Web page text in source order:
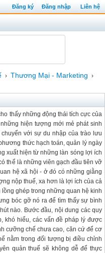
Đăng ký Đăng nhập Liên hệ
› Thương Mại - Marketing ›
thấy những động thái tích cực của
hiện tượng mới mẻ phát sinh
với sự du nhập của trào lưu
thức hạch toán, quản lý ngày
xuất hiện từ những làn sóng lợi ích
thể là những viên gạch đầu tiên vỡ
hệ xã hội - ở đó có những giằng
nộp thuế, xa hơn là lợi ích của cả
ghép trong những quan hệ kinh
bóc gỡ nó ra để tìm thấy sự bình
nào. Bước đầu, nội dung các quy
khó hiểu, các vấn đề pháp lý được
cưỡng chế chưa cao, căn cứ để cơ
nằm trong đối tượng bị điều chỉnh
quản thuế sẽ không dễ để thực